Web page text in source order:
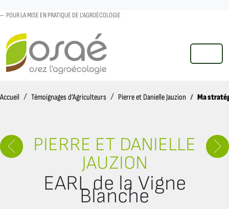
POUR LA MISE EN PRATIQUE DE L'AGROÉCOLOGIE
MENU
Accueil AccueilTémoignages d’Agriculteurs Pierre et Danielle Jauzion Ma
PIERRE ET DANIELLE
JAUZION
EARL de la Vigne
Blanche